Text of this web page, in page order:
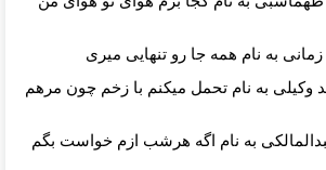
به نام همه جا رو تنهایی میری
وکیلی به نام ﺗﺤﻤﻞ ﻣﻴﻜﻨﻢ ﺑﺎ زﺧﻢ ﭼﻮن ﻣﺮﻫﻢ
به نام اگه هرشب ازم خواست بگم